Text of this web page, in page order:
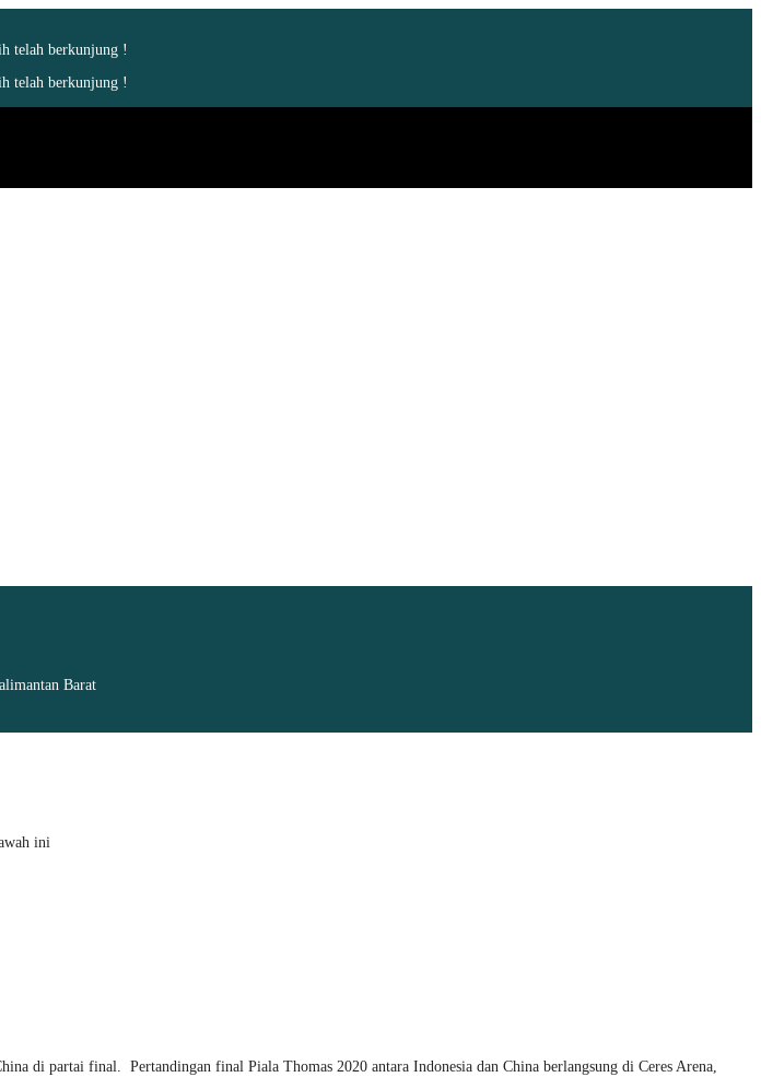
telah berkunjung !
telah berkunjung !
Barat
ini
di partai final. Pertandingan final Piala Thomas 2020 antara Indonesia dan China berlangsung di Ceres Arena,